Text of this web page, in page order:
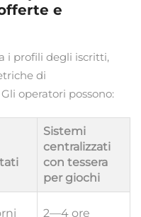
e
i profili degli iscritti,
di
operatori possono:
Sistemi
centralizzati
con tessera
per giochi
2—4 ore